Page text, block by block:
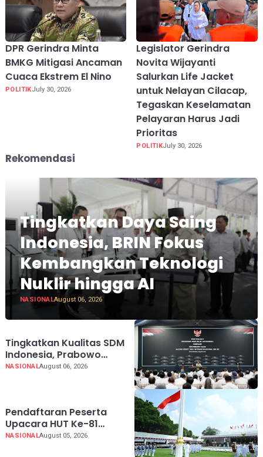
DPR Gerindra Minta
BMKG Mitigasi Ancaman
Cuaca Ekstrem El Nino
POLITIKJuly 30, 2026
Legislator Gerindra
Novita Wijayanti
Salurkan Life Jacket
untuk Nelayan Cilacap,
Tegaskan Keselamatan
Pelayaran Harus Jadi
Prioritas
POLITIKJuly 30, 2026
Rekomendasi
Tingkatkan Daya Saing
Indonesia, BRIN Fokus
Kembangkan Teknologi
Nuklir hingga AI
NASIONALAugust 06, 2026
Tingkatkan Kualitas SDM
Indonesia, Prabowo
Bangun Sekolah Unggulan
NASIONALAugust 06, 2026
Pendaftaran Peserta
Upacara HUT Ke-81
Kemerdekaan RI di Istana
NASIONALAugust 05, 2026